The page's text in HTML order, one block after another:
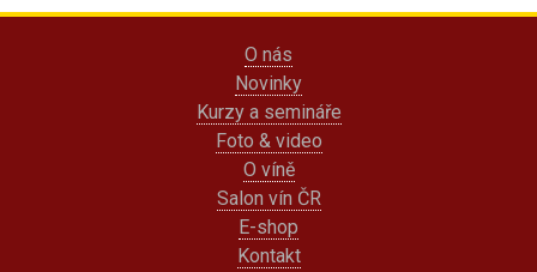
O nás
Novinky
Kurzy a semináře
Foto & video
O víně
Salon vín ČR
E-shop
Kontakt